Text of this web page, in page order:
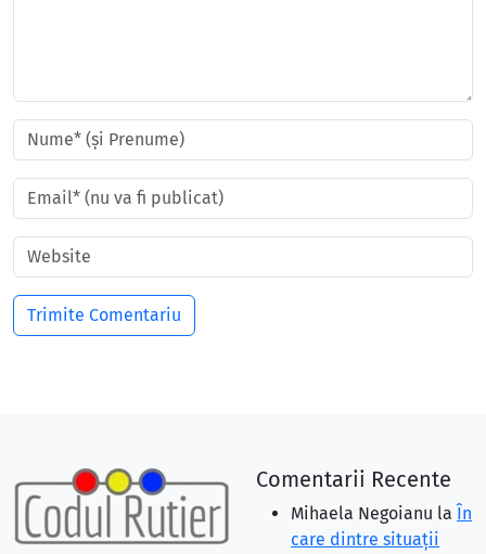
Comentarii Recente
Mihaela Negoianu la În
care dintre situaţii